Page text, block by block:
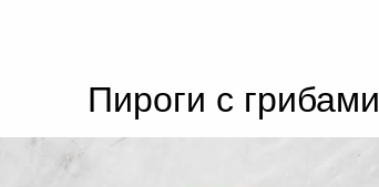
Пироги с грибами